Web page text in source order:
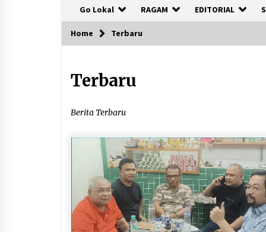
Go Lokal RAGAM EDITORIAL
Home Terbaru
Terbaru
Berita Terbaru